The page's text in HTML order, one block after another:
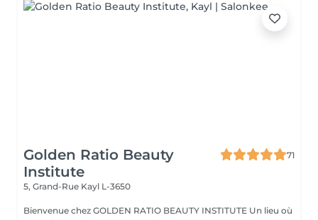
Golden Ratio Beauty
Institute
71
5, Grand-Rue Kayl L-3650
Bienvenue chez GOLDEN RATIO BEAUTY INSTITUTE Un lieu où